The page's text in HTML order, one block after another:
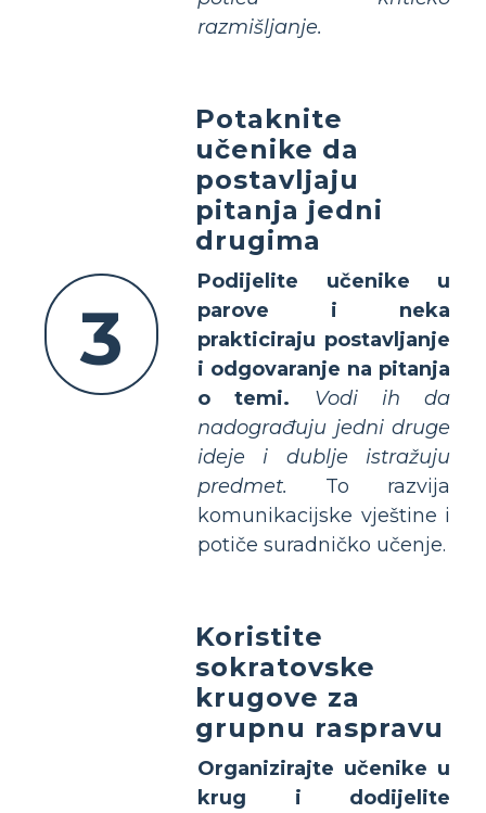
razmišljanje.
3
Potaknite
učenike da
postavljaju
pitanja jedni
drugima
Podijelite učenike u
parove i neka
prakticiraju postavljanje
i odgovaranje na pitanja
o temi.
Vodi ih da
nadograđuju jedni druge
ideje i dublje istražuju
predmet. To razvija
komunikacijske vještine i
potiče suradničko učenje.
Koristite
sokratovske
krugove za
grupnu raspravu
Organizirajte učenike u
krug i dodijelite